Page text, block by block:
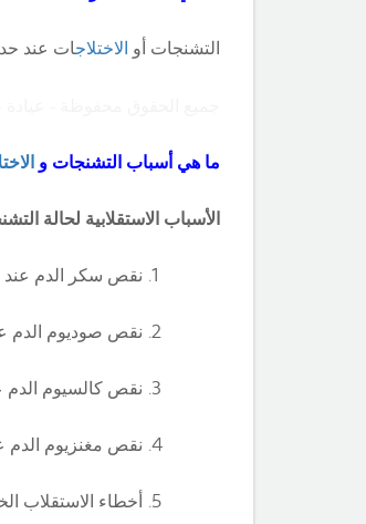
التشنجات أو الاختلاجات عند
ما هي أسباب التشنجات و
الأسباب الاستقلابية لحالة
نقص سكر الدم عند
نقص صوديوم الدم
نقص كالسيوم الدم
نقص مغنزيوم الدم
أخطاء الاستقلاب